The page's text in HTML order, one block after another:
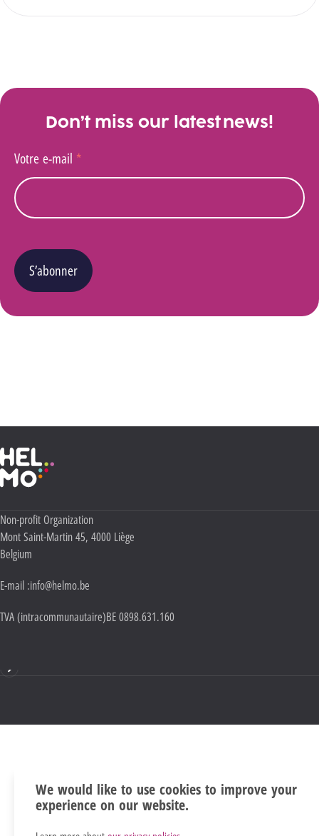
Don’t miss our latest news!
Votre e-mail *
S’abonner
Haute École Libre Mosane
Adresse :
Non-profit Organization
Mont Saint-Martin 45, 4000 Liège
Belgium
E-mail :info@helmo.be
TVA (intracommunautaire)BE 0898.631.160
We would like to use cookies to improve your
experience on our website.